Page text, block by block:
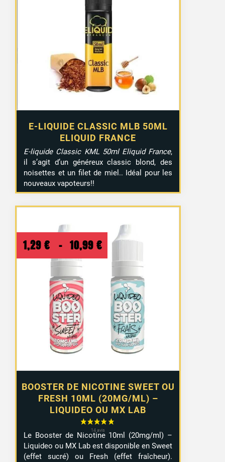
E-LIQUIDE CLASSIC MLB 50ML
ELIQUID FRANCE
E-liquide Classic KML 50ml Eliquid France,
il s’agit d’un généreux classic blond, des
noisettes et un filet de miel.. Idéal pour les
nouveaux vapoteurs!!
BOOSTER DE NICOTINE SWEET OU
FRESH 10ML (20MG/ML) –
LIQUIDEO OU MX LAB
1,29 € – 10,99 €
Plage
de
prix :
1,29 €
10,99 €
Le Booster de Nicotine 10ml (20mg/ml) –
Liquideo ou MX Lab est disponible en Sweet
(effet sucré) ou Fresh (effet fraîcheur).